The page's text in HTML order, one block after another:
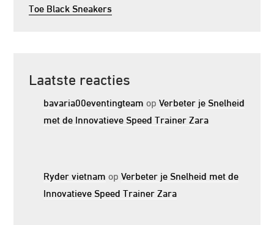
Toe Black Sneakers
Laatste reacties
bavaria00eventingteam opVerbeter je Snelheid
met de Innovatieve Speed Trainer Zara
Ryder vietnam opVerbeter je Snelheid met de
Innovatieve Speed Trainer Zara